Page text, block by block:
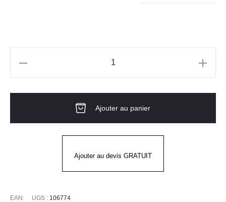
Hamilton
Ajouter au panier
Ajouter au devis GRATUIT
EAN: UGS : 106774